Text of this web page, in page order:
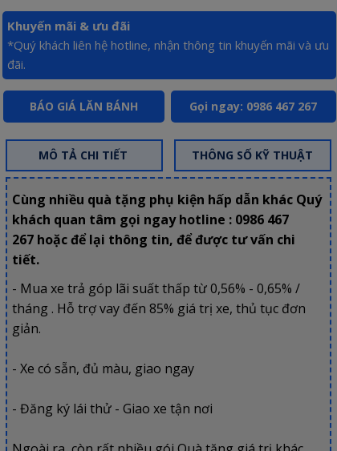
MÔ TẢ CHI TIẾT THÔNG SỐ KỸ THUẬT
Cùng nhiều quà tặng phụ kiện hấp dẫn khác Quý
khách quan tâm gọi ngay hotline : 0986 467
267 hoặc để lại thông tin, để được tư vấn chi
tiết.
- Mua xe trả góp lãi suất thấp từ 0,56% - 0,65% /
tháng . Hỗ trợ vay đến 85% giá trị xe, thủ tục đơn
giản.
- Xe có sẵn, đủ màu, giao ngay
- Đăng ký lái thử - Giao xe tận nơi
Khuyến mãi & ưu đãi
*Quý khách liên hệ hotline, nhận thông tin khuyến mãi và ưu
đãi.
BÁO GIÁ LĂN BÁNH Gọi ngay: 0986 467 267